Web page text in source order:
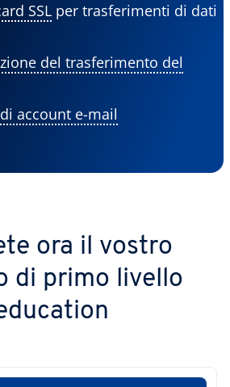
SSL per trasferimenti di dati
del trasferimento del
account e-mail
ora il vostro
di primo livello